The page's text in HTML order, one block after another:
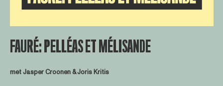
FAURÉ: PELLÉAS ET MÉLISANDE
met Jasper Croonen & Joris Kritis